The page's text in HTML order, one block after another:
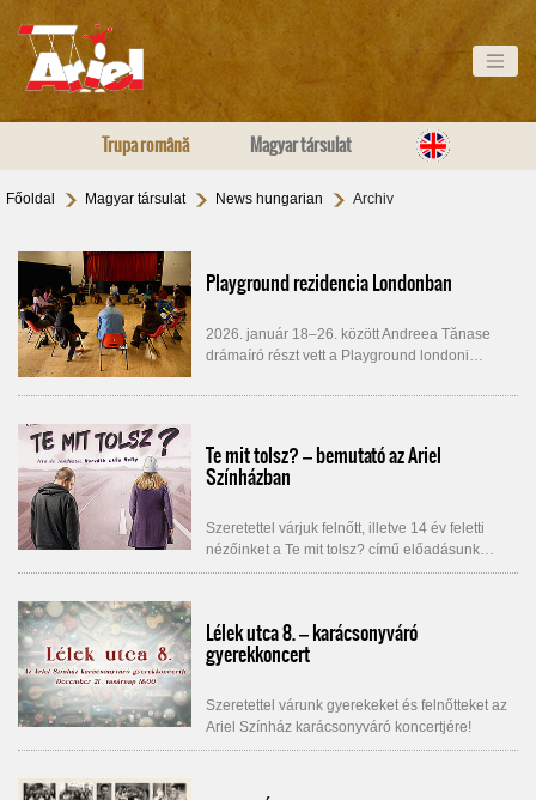
Trupa română Magyar társulat
Főoldal Magyar társulat News hungarian Archiv
Playground rezidencia Londonban
2026. január 18–26. között Andreea Tănase
drámaíró részt vett a Playground londoni…
Te mit tolsz? – bemutató az Ariel
Színházban
Szeretettel várjuk felnőtt, illetve 14 év feletti
nézőinket a Te mit tolsz? című előadásunk…
Lélek utca 8. – karácsonyváró
gyerekkoncert
Szeretettel várunk gyerekeket és felnőtteket az
Ariel Színház karácsonyváró koncertjére!